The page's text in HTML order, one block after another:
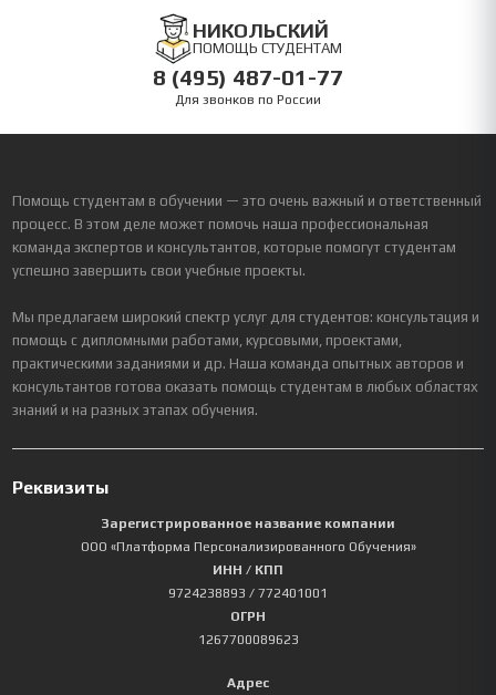
НИКОЛЬСКИЙ
ПОМОЩЬ СТУДЕНТАМ
8 (495) 487-01-77
Для звонков по России
Помощь студентам в обучении — это очень важный и ответственный
процесс. В этом деле может помочь наша профессиональная
команда экспертов и консультантов, которые помогут студентам
успешно завершить свои учебные проекты.
Мы предлагаем широкий спектр услуг для студентов: консультация и
помощь с дипломными работами, курсовыми, проектами,
практическими заданиями и др. Наша команда опытных авторов и
консультантов готова оказать помощь студентам в любых областях
знаний и на разных этапах обучения.
Реквизиты
Зарегистрированное название компании
ООО «Платформа Персонализированного Обучения»
ИНН / КПП
9724238893 / 772401001
ОГРН
1267700089623
Адрес